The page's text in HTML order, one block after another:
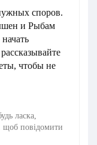
споров.
и Рыбам
чтобы не
ласка,
щоб повідомити